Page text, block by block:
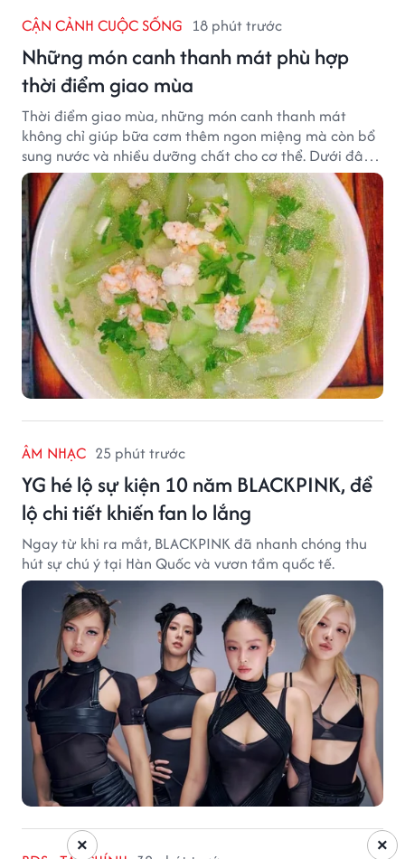
CẬN CẢNH CUỘC SỐNG 18 phút trước
Những món canh thanh mát phù hợp
thời điểm giao mùa
Thời điểm giao mùa, những món canh thanh mát
không chỉ giúp bữa cơm thêm ngon miệng mà còn bổ
sung nước và nhiều dưỡng chất cho cơ thể. Dưới đây
là một số món canh đơn giản, dễ nấu, phù hợp cho cả
gia đình.
ÂM NHẠC 25 phút trước
YG hé lộ sự kiện 10 năm BLACKPINK, để
lộ chi tiết khiến fan lo lắng
Ngay từ khi ra mắt, BLACKPINK đã nhanh chóng thu
hút sự chú ý tại Hàn Quốc và vươn tầm quốc tế.
×
×